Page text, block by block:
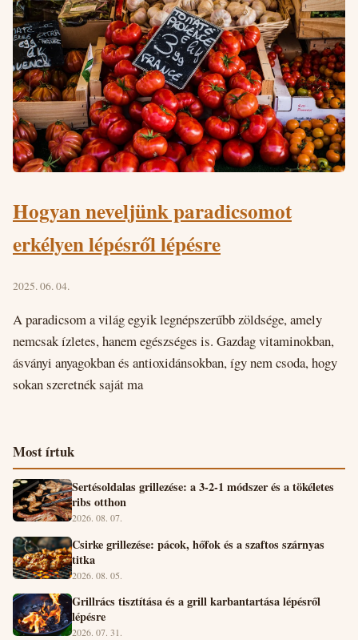
Hogyan neveljünk paradicsomot
erkélyen lépésről lépésre
2025. 06. 04.
A paradicsom a világ egyik legnépszerűbb zöldsége, amely
nemcsak ízletes, hanem egészséges is. Gazdag vitaminokban,
ásványi anyagokban és antioxidánsokban, így nem csoda, hogy
sokan szeretnék saját ma
Most írtuk
Sertésoldalas grillezése: a 3-2-1 módszer és a tökéletes
ribs otthon
2026. 08. 07.
Csirke grillezése: pácok, hőfok és a szaftos szárnyas
titka
2026. 08. 05.
Grillrács tisztítása és a grill karbantartása lépésről
lépésre
2026. 07. 31.